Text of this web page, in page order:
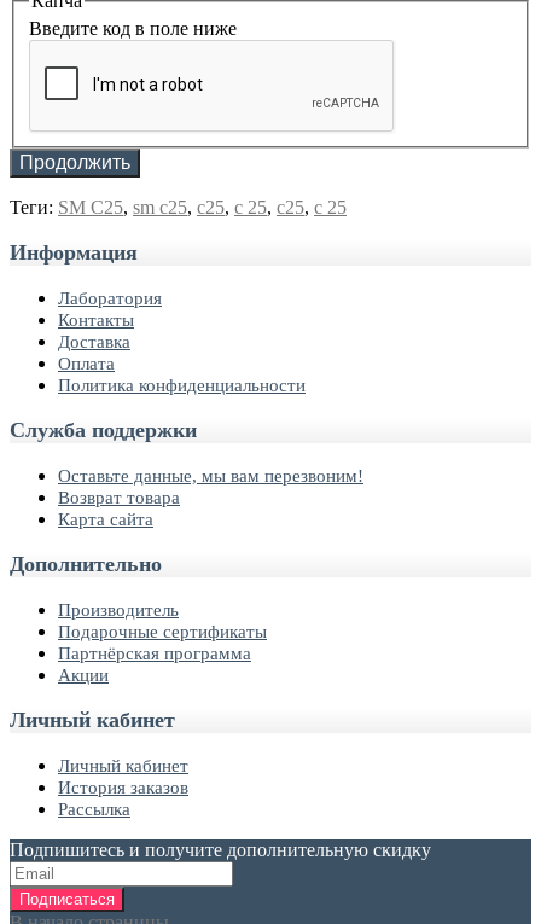
Введите код в поле ниже
Продолжить
Теги: SM C25, sm c25, c25, c 25, с25, с 25
Информация
Лаборатория
Контакты
Доставка
Оплата
Политика конфиденциальности
Служба поддержки
Оставьте данные, мы вам перезвоним!
Возврат товара
Карта сайта
Дополнительно
Производитель
Подарочные сертификаты
Партнёрская программа
Акции
Личный кабинет
Личный кабинет
История заказов
Рассылка
Подпишитесь и получите дополнительную скидку
Подписаться